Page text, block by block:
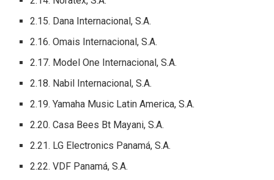
2.15. Dana Internacional, S.A.
2.16. Omais Internacional, S.A.
2.17. Model One Internacional, S.A.
2.18. Nabil Internacional, S.A.
2.19. Yamaha Music Latin America, S.A.
2.20. Casa Bees Bt Mayani, S.A.
2.21. LG Electronics Panamá, S.A.
2.22. VDF Panamá, S.A.